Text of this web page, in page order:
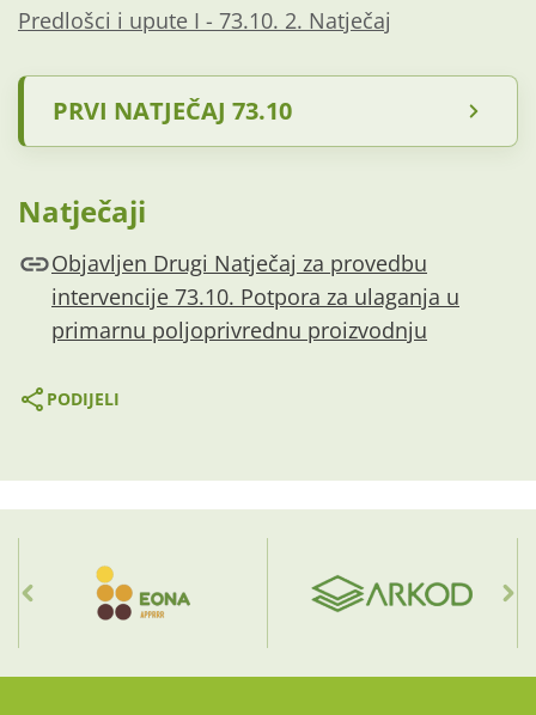
Predlošci i upute I - 73.10. 2. Natječaj
PRVI NATJEČAJ 73.10
Natječaji
Objavljen Drugi Natječaj za provedbu
intervencije 73.10. Potpora za ulaganja u
primarnu poljoprivrednu proizvodnju
PODIJELI